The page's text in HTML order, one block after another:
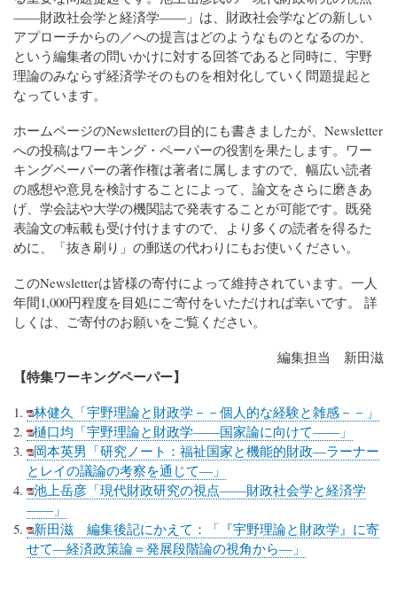
――財政社会学と経済学――」は、財政社会学などの新しい
アプローチからの／への提言はどのようなものとなるのか、
という編集者の問いかけに対する回答であると同時に、宇野
理論のみならず経済学そのものを相対化していく問題提起と
なっています。
ホームページのNewsletterの目的にも書きましたが、Newsletter
への投稿はワーキング・ペーパーの役割を果たします。ワー
キングペーパーの著作権は著者に属しますので、幅広い読者
の感想や意見を検討することによって、論文をさらに磨きあ
げ、学会誌や大学の機関誌で発表することが可能です。既発
表論文の転載も受け付けますので、より多くの読者を得るた
めに、「抜き刷り」の郵送の代わりにもお使いください。
このNewsletterは皆様の寄付によって維持されています。一人
年間1,000円程度を目処にご寄付をいただければ幸いです。 詳
しくは、ご寄付のお願いをご覧ください。
編集担当 新田滋
【特集ワーキングペーパー】
林健久「宇野理論と財政学－－個人的な経験と雑感－－」
樋口均「宇野理論と財政学――国家論に向けて――」
岡本英男「研究ノート：福祉国家と機能的財政―ラーナー
とレイの議論の考察を通じて―」
池上岳彦「現代財政研究の視点――財政社会学と経済学
――」
新田滋 編集後記にかえて：「『宇野理論と財政学』に寄
せて―経済政策論＝発展段階論の視角から―」